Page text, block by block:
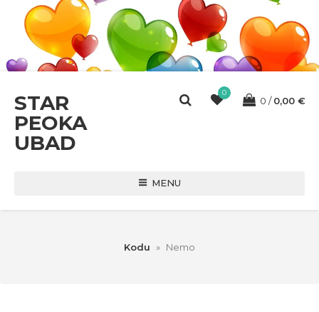
STAR
PEOKA
UBAD
0
0 0,00 €
MENU
Kodu » Nemo